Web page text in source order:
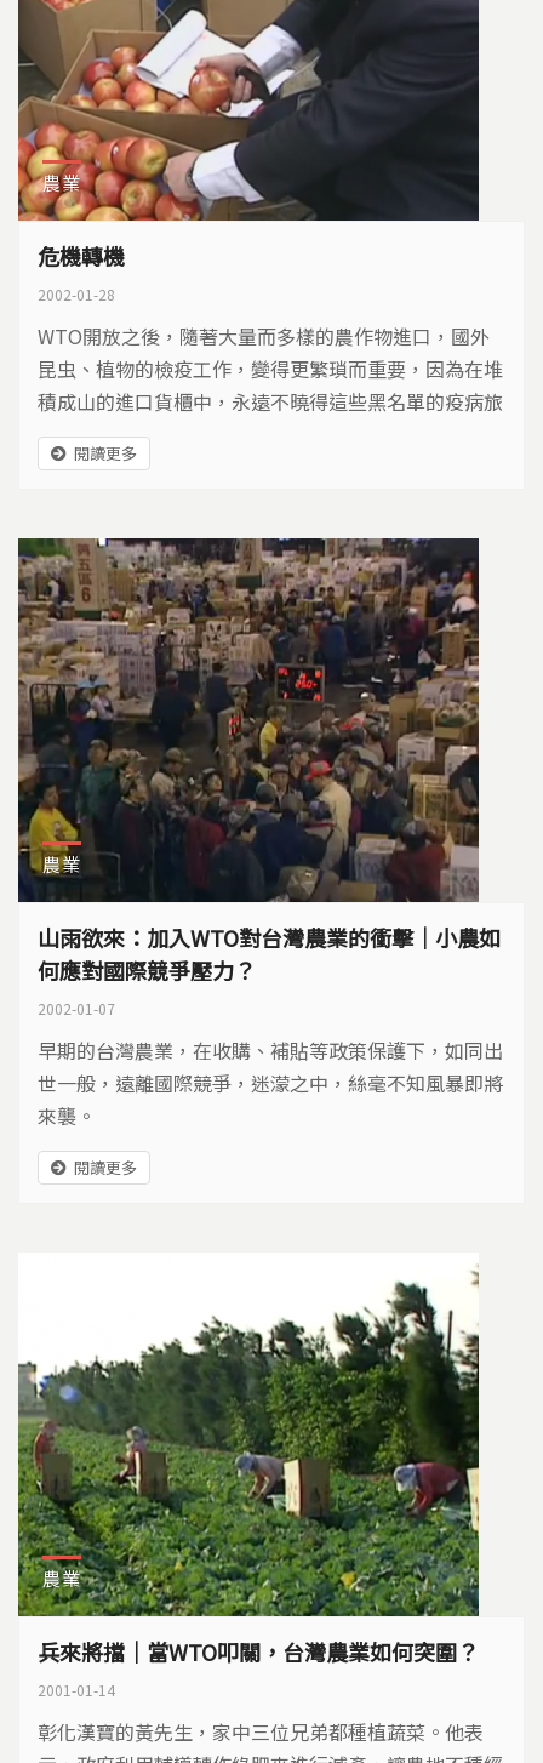
農業
危機轉機
2002-01-28
WTO開放之後，隨著大量而多樣的農作物進口，國外
昆虫、植物的檢疫工作，變得更繁瑣而重要，因為在堆
積成山的進口貨櫃中，永遠不曉得這些黑名單的疫病旅
客，可能躲在那個陰暗角落，準備重創台灣。
閱讀更多
農業
山雨欲來：加入WTO對台灣農業的衝擊｜小農如
何應對國際競爭壓力？
2002-01-07
早期的台灣農業，在收購、補貼等政策保護下，如同出
世一般，遠離國際競爭，迷濛之中，絲毫不知風暴即將
來襲。
閱讀更多
農業
兵來將擋｜當WTO叩關，台灣農業如何突圍？
2001-01-14
彰化漢寶的黃先生，家中三位兄弟都種植蔬菜。他表